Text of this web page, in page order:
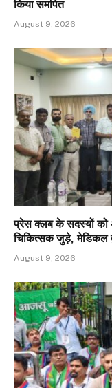
किया समर्पित
August 9, 2026
प्रेस क्लब के सदस्यों को
चिकित्सक जुड़े, मेडिकल
August 9, 2026